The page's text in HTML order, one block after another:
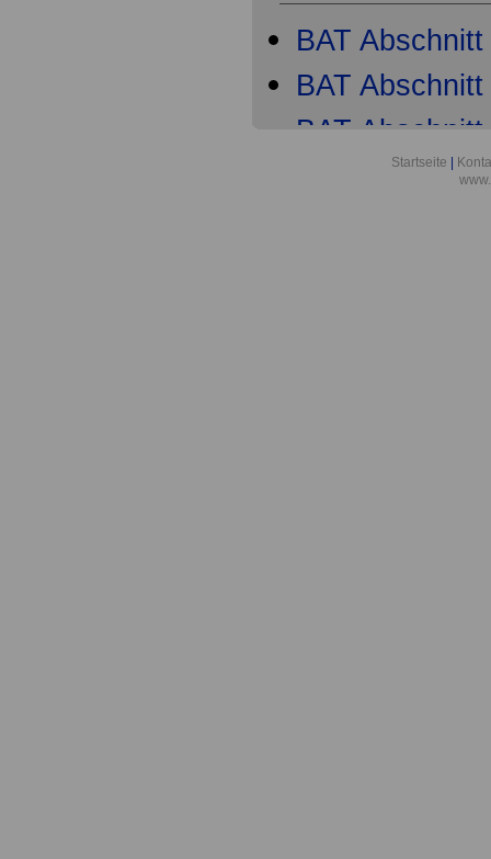
BAT Abschnitt
BAT
BAT
BAT
Startseite